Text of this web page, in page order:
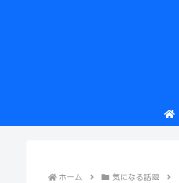
ホーム 気になる話題